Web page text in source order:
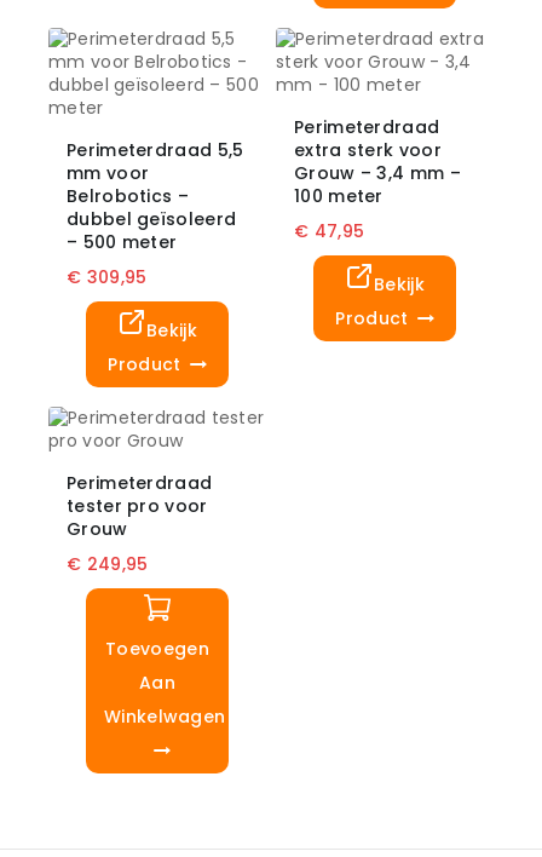
Perimeterdraad 5,5
mm voor
Belrobotics –
dubbel geïsoleerd
– 500 meter
€ 309,95
Bekijk
Product
Perimeterdraad
extra sterk voor
Grouw – 3,4 mm –
100 meter
€ 47,95
Bekijk
Product
Perimeterdraad
tester pro voor
Grouw
€ 249,95
Toevoegen
Aan
Winkelwagen